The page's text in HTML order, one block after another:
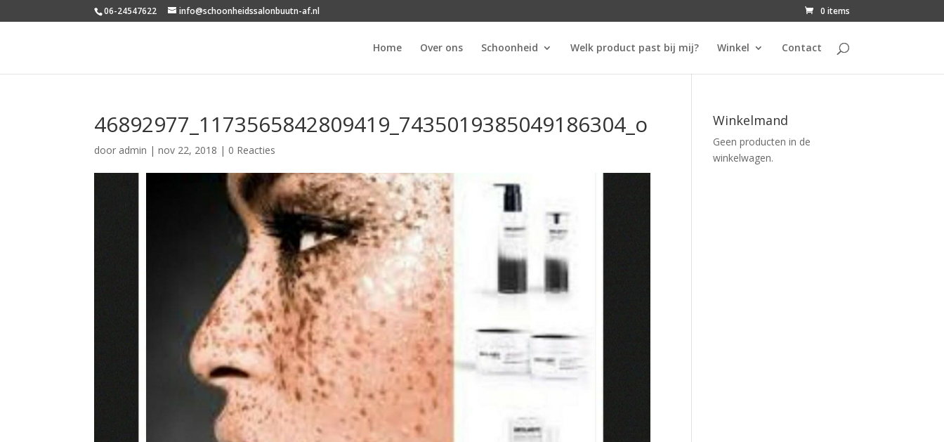
06-24547622 info@schoonheidssalonbuutn-af.nl 0 items
Home Over ons Schoonheid Welk product past bij mij? Winkel Contact
46892977_1173565842809419_7435019385049186304_o
door admin |nov 22, 2018 | 0 Reacties
Winkelmand
Geen producten in de
winkelwagen.